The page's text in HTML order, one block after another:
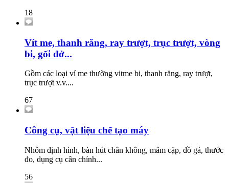
18
Vít me, thanh răng, ray trượt, trục trượt, vòng
bi, gối đở...
Gồm các loại ví me thường vitme bi, thanh răng, ray trượt,
trục trượt v.v....
67
Công cụ, vật liệu chế tạo máy
Nhôm định hình, bàn hút chân không, mâm cặp, đồ gá, thước
đo, dụng cụ cân chỉnh...
56